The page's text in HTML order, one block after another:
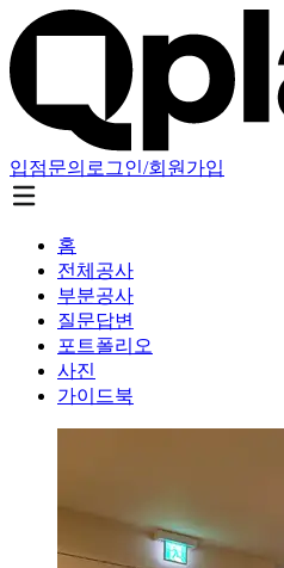
입점문의 로그인/회원가입
홈
전체공사
부분공사
질문답변
포트폴리오
사진
가이드북